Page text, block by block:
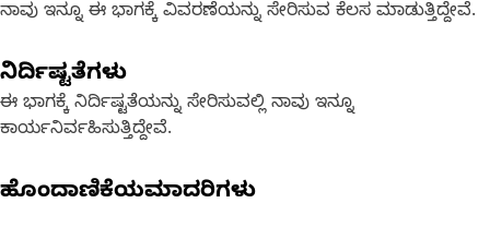
ನಾವು ಇನ್ನೂ ಈ ಭಾಗಕ್ಕೆ ವಿವರಣೆಯನ್ನು ಸೇರಿಸುವ ಕೆಲಸ ಮಾಡುತ್ತಿದ್ದೇವೆ.
ನಿರ್ದಿಷ್ಟತೆಗಳು
ಈ ಭಾಗಕ್ಕೆ ನಿರ್ದಿಷ್ಟತೆಯನ್ನು ಸೇರಿಸುವಲ್ಲಿ ನಾವು ಇನ್ನೂ
ಕಾರ್ಯನಿರ್ವಹಿಸುತ್ತಿದ್ದೇವೆ.
ಹೊಂದಾಣಿಕೆಯಮಾದರಿಗಳು